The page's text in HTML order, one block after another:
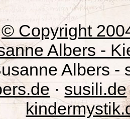
© Copyright
Albers -
Albers -
· susili.de